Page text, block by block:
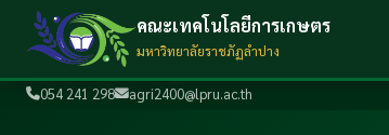
054 241 298 agri2400@lpru.ac.th
คณะเทคโนโลยีการเกษตร
มหาวิทยาลัยราชภัฏลำปาง